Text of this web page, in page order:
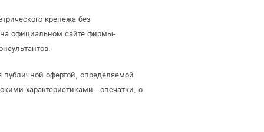
крепежа без
официальном сайте фирмы-
публичной офертой, определяемой
характеристиками - опечатки, о